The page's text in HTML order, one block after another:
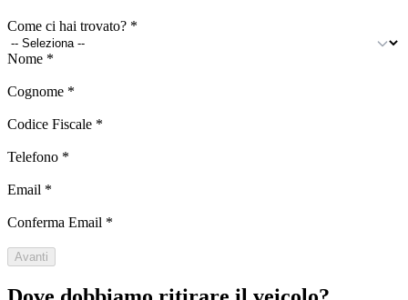
Come ci hai trovato? *
Nome *
Cognome *
Codice Fiscale *
Telefono *
Email *
Conferma Email *
Avanti